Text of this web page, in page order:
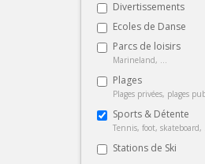
Divertissements
Ecoles de Danse
Parcs de loisirs
Marineland, ...
Plages
Plages privées, plages
Sports & Détente
Tennis, foot, skateboard, ...
Stations de Ski